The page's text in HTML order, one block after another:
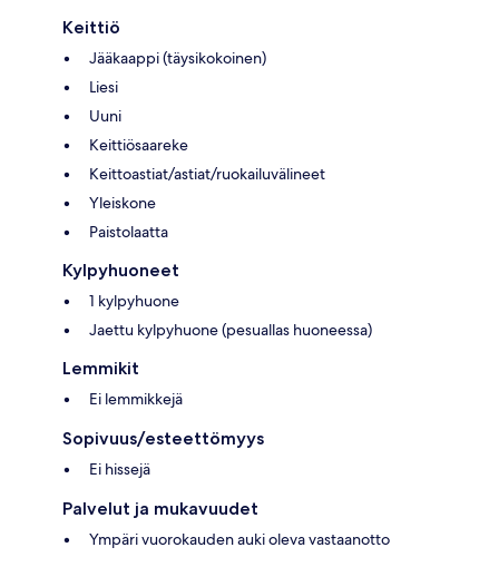
Keittiö
Jääkaappi (täysikokoinen)
Liesi
Uuni
Keittiösaareke
Keittoastiat/astiat/ruokailuvälineet
Yleiskone
Paistolaatta
Kylpyhuoneet
1 kylpyhuone
Jaettu kylpyhuone (pesuallas huoneessa)
Lemmikit
Ei lemmikkejä
Sopivuus/esteettömyys
Ei hissejä
Palvelut ja mukavuudet
Ympäri vuorokauden auki oleva vastaanotto